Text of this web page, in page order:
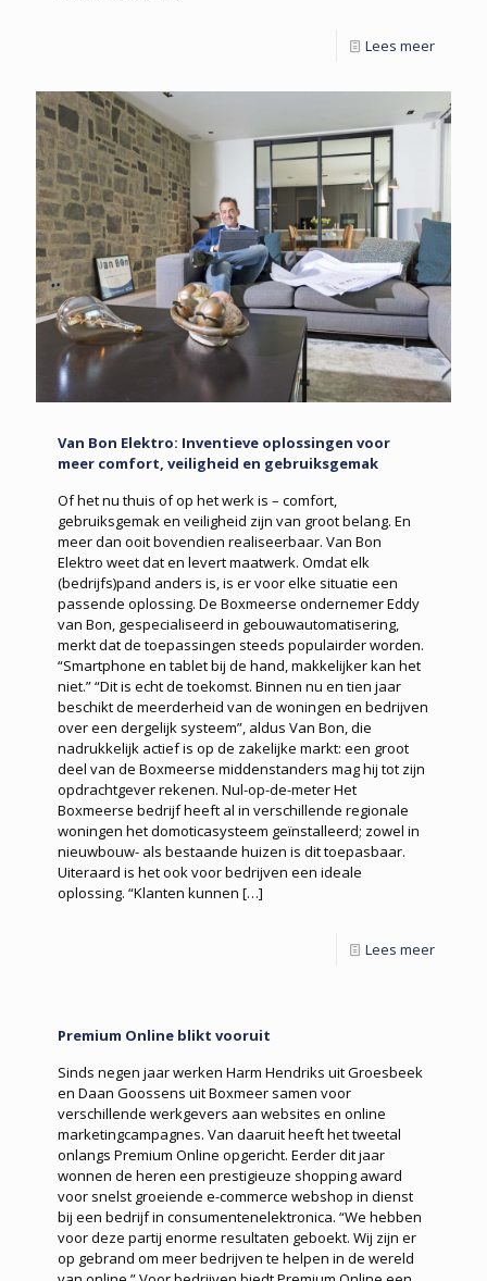
Lees meer
Van Bon Elektro: Inventieve oplossingen voor
meer comfort, veiligheid en gebruiksgemak
Of het nu thuis of op het werk is – comfort,
gebruiksgemak en veiligheid zijn van groot belang. En
meer dan ooit bovendien realiseerbaar. Van Bon
Elektro weet dat en levert maatwerk. Omdat elk
(bedrijfs)pand anders is, is er voor elke situatie een
passende oplossing. De Boxmeerse ondernemer Eddy
van Bon, gespecialiseerd in gebouwautomatisering,
merkt dat de toepassingen steeds populairder worden.
“Smartphone en tablet bij de hand, makkelijker kan het
niet.” “Dit is echt de toekomst. Binnen nu en tien jaar
beschikt de meerderheid van de woningen en bedrijven
over een dergelijk systeem”, aldus Van Bon, die
nadrukkelijk actief is op de zakelijke markt: een groot
deel van de Boxmeerse middenstanders mag hij tot zijn
opdrachtgever rekenen. Nul-op-de-meter Het
Boxmeerse bedrijf heeft al in verschillende regionale
woningen het domoticasysteem geïnstalleerd; zowel in
nieuwbouw- als bestaande huizen is dit toepasbaar.
Uiteraard is het ook voor bedrijven een ideale
oplossing. “Klanten kunnen […]
Lees meer
Premium Online blikt vooruit
Sinds negen jaar werken Harm Hendriks uit Groesbeek
en Daan Goossens uit Boxmeer samen voor
verschillende werkgevers aan websites en online
marketingcampagnes. Van daaruit heeft het tweetal
onlangs Premium Online opgericht. Eerder dit jaar
wonnen de heren een prestigieuze shopping award
voor snelst groeiende e-commerce webshop in dienst
bij een bedrijf in consumentenelektronica. “We hebben
voor deze partij enorme resultaten geboekt. Wij zijn er
op gebrand om meer bedrijven te helpen in de wereld